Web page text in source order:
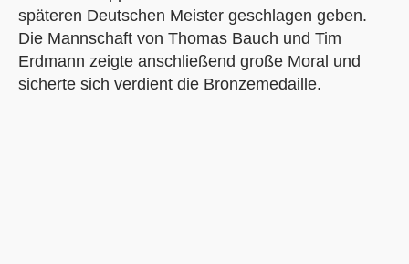
späteren Deutschen Meister geschlagen geben.
Die Mannschaft von Thomas Bauch und Tim
Erdmann zeigte anschließend große Moral und
sicherte sich verdient die Bronzemedaille.